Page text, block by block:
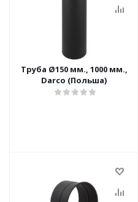
Труба Ø150 мм., 1000 мм.,
Darco (Польша)